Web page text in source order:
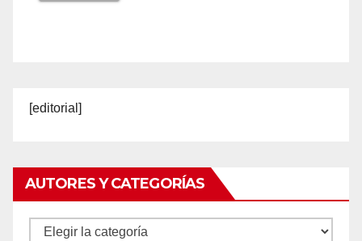
[editorial]
AUTORES Y CATEGORÍAS
Autores